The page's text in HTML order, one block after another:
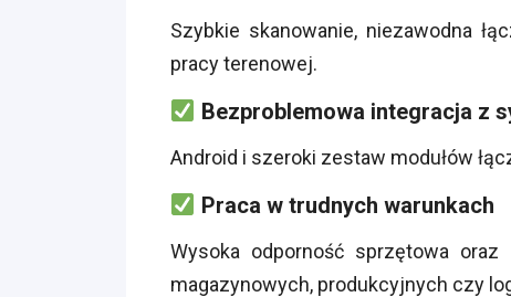
Szybkie skanowanie, niezawodna
pracy terenowej.
Bezproblemowa integracja z
Android i szeroki zestaw modułów
Praca w trudnych warunkach
Wysoka odporność sprzętowa
magazynowych, produkcyjnych czy